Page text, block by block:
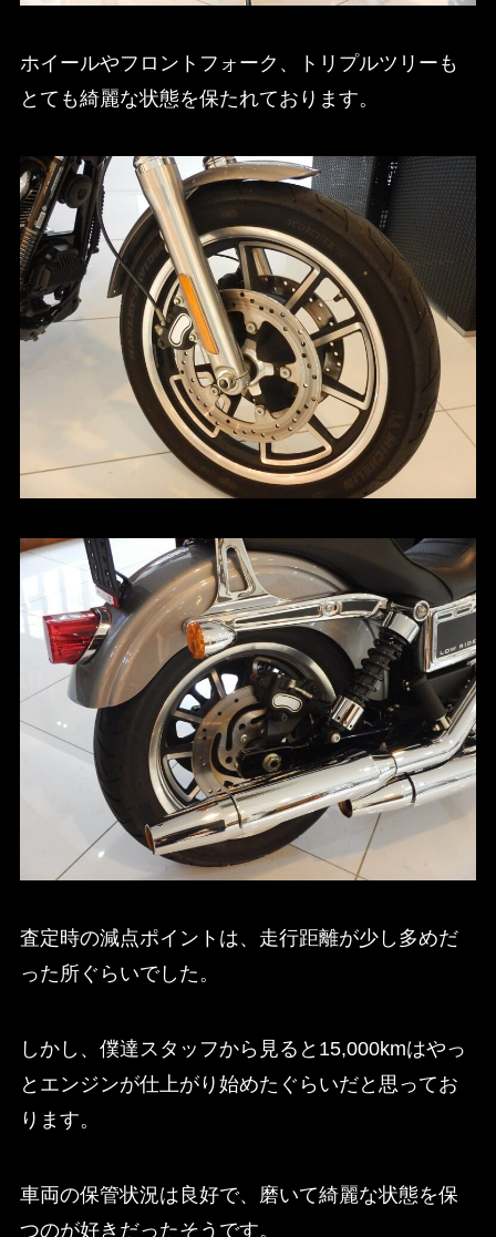
ホイールやフロントフォーク、トリプルツリーも
とても綺麗な状態を保たれております。
査定時の減点ポイントは、走行距離が少し多めだ
った所ぐらいでした。
しかし、僕達スタッフから見ると15,000kmはやっ
とエンジンが仕上がり始めたぐらいだと思ってお
ります。
車両の保管状況は良好で、磨いて綺麗な状態を保
つのが好きだったそうです。